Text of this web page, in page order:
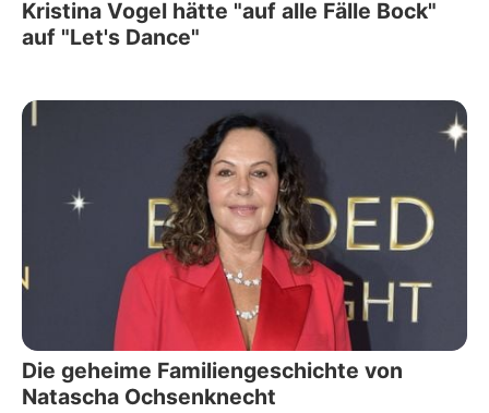
Kristina Vogel hätte "auf alle Fälle Bock"
auf "Let's Dance"
Die geheime Familiengeschichte von
Natascha Ochsenknecht